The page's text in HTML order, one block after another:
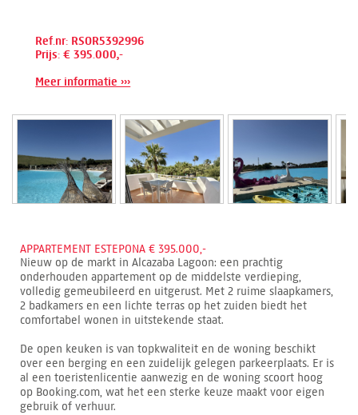
Ref.nr: RSOR5392996
Prijs: € 395.000,-
Meer informatie ›››
APPARTEMENT ESTEPONA € 395.000,-
Nieuw op de markt in Alcazaba Lagoon: een prachtig
onderhouden appartement op de middelste verdieping,
volledig gemeubileerd en uitgerust. Met 2 ruime slaapkamers,
2 badkamers en een lichte terras op het zuiden biedt het
comfortabel wonen in uitstekende staat.
De open keuken is van topkwaliteit en de woning beschikt
over een berging en een zuidelijk gelegen parkeerplaats. Er is
al een toeristenlicentie aanwezig en de woning scoort hoog
op Booking.com, wat het een sterke keuze maakt voor eigen
gebruik of verhuur.